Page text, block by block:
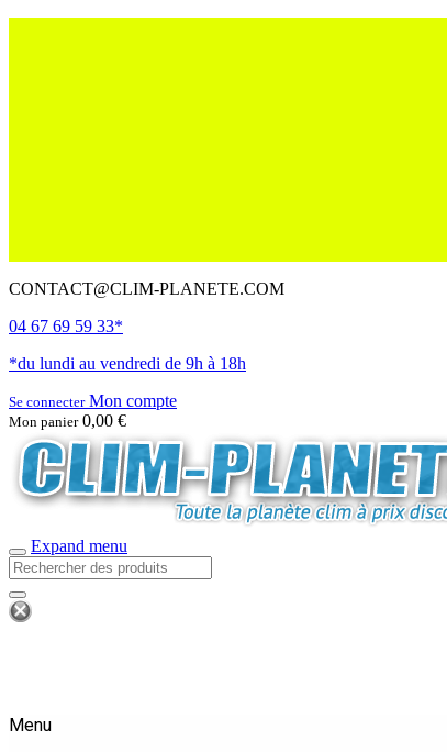
CONTACT@CLIM-PLANETE.COM
04 67 69 59 33*
*du lundi au vendredi de 9h à 18h
Se connecterMon compte
Mon panier 0,00 €
Expand menu
Menu